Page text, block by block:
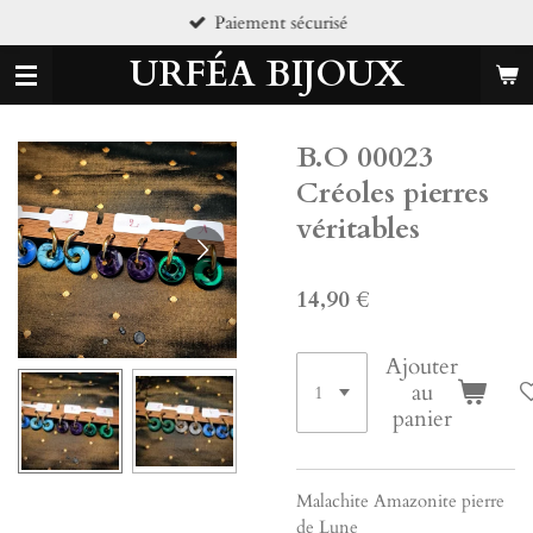
au
contenu
principal
URFÉA BIJOUX
B.O 00023
Créoles pierres
véritables
14,90 €
Ajouter
au
panier
Malachite Amazonite pierre
de Lune